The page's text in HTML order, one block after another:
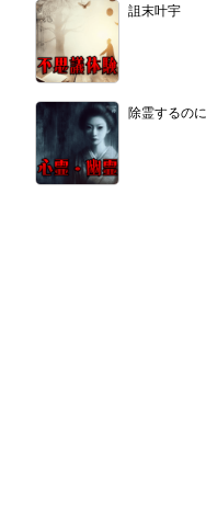
詛末叶宇
除霊するの